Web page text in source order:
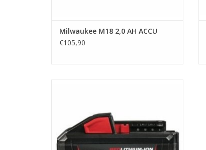
Milwaukee M18 2,0 AH ACCU
€105,90
TOEVOEGEN AAN WINKELWAGEN